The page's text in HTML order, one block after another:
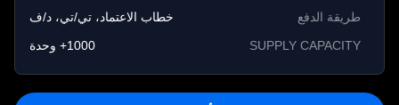
طريقة الدفع
خطاب الاعتماد، تي/تي، د/ف
SUPPLY CAPACITY